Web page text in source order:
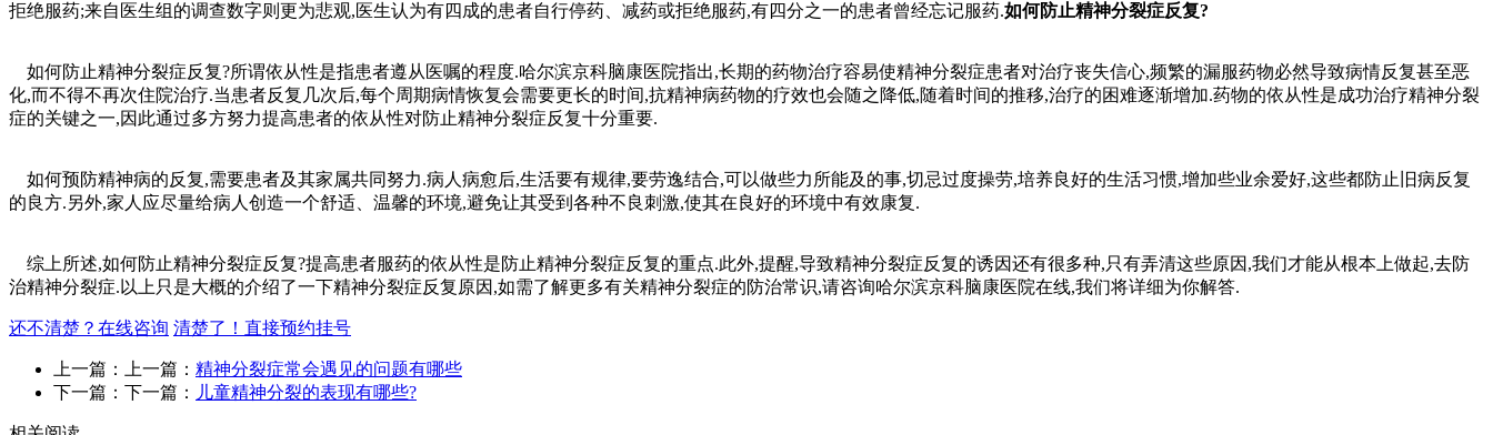
拒绝服药;来自医生组的调查数字则更为悲观,医生认为有四成的患者自行停药、减药或拒绝服药,有四分之一的患者曾经忘记服药.如何防止精神分裂症反复?
如何防止精神分裂症反复?所谓依从性是指患者遵从医嘱的程度.哈尔滨京科脑康医院指出,长期的药物治疗容易使精神分裂症患者对治疗丧失信心,频繁的漏服药物必然导致病情反复甚至恶
化,而不得不再次住院治疗.当患者反复几次后,每个周期病情恢复会需要更长的时间,抗精神病药物的疗效也会随之降低,随着时间的推移,治疗的困难逐渐增加.药物的依从性是成功治疗精神分裂
症的关键之一,因此通过多方努力提高患者的依从性对防止精神分裂症反复十分重要.
如何预防精神病的反复,需要患者及其家属共同努力.病人病愈后,生活要有规律,要劳逸结合,可以做些力所能及的事,切忌过度操劳,培养良好的生活习惯,增加些业余爱好,这些都防止旧病反复
的良方.另外,家人应尽量给病人创造一个舒适、温馨的环境,避免让其受到各种不良刺激,使其在良好的环境中有效康复.
综上所述,如何防止精神分裂症反复?提高患者服药的依从性是防止精神分裂症反复的重点.此外,提醒,导致精神分裂症反复的诱因还有很多种,只有弄清这些原因,我们才能从根本上做起,去防
治精神分裂症.以上只是大概的介绍了一下精神分裂症反复原因,如需了解更多有关精神分裂症的防治常识,请咨询哈尔滨京科脑康医院在线,我们将详细为你解答.
还不清楚？在线咨询 清楚了！直接预约挂号
上一篇：上一篇： 精神分裂症常会遇见的问题有哪些
下一篇：下一篇：
儿童精神分裂的表现有哪些?